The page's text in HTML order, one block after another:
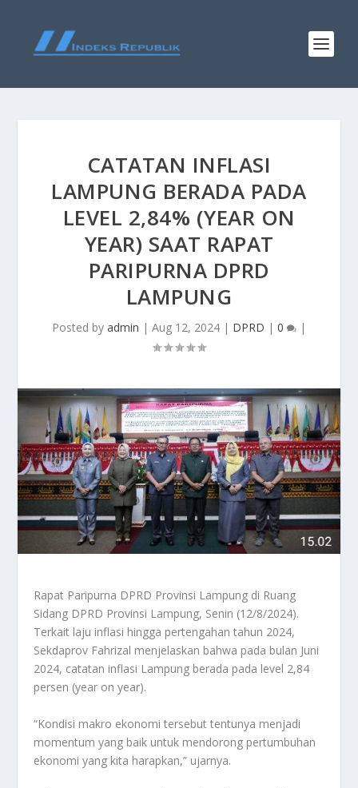
CATATAN INFLASI
LAMPUNG BERADA PADA
LEVEL 2,84% (YEAR ON
YEAR) SAAT RAPAT
PARIPURNA DPRD
LAMPUNG
Posted by admin | Aug 12, 2024 | DPRD | 0 |
Rapat Paripurna DPRD Provinsi Lampung di Ruang
Sidang DPRD Provinsi Lampung, Senin (12/8/2024).
Terkait laju inflasi hingga pertengahan tahun 2024,
Sekdaprov Fahrizal menjelaskan bahwa pada bulan Juni
2024, catatan inflasi Lampung berada pada level 2,84
persen (year on year).
“Kondisi makro ekonomi tersebut tentunya menjadi
momentum yang baik untuk mendorong pertumbuhan
ekonomi yang kita harapkan,” ujarnya.